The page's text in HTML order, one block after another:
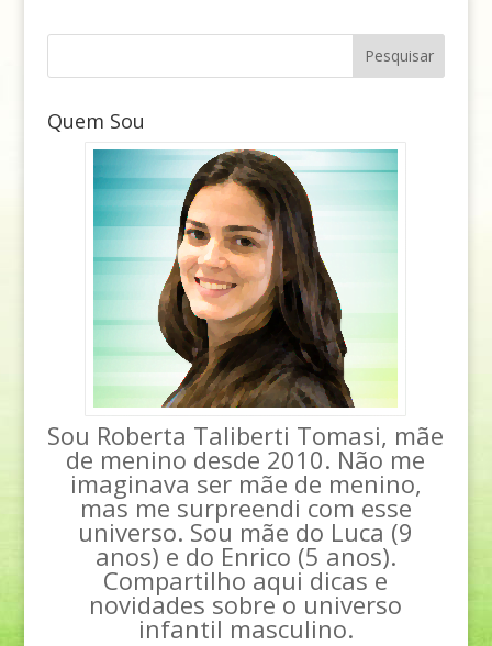
Quem Sou
Sou Roberta Taliberti Tomasi, mãe
de menino desde 2010. Não me
imaginava ser mãe de menino,
mas me surpreendi com esse
universo. Sou mãe do Luca (9
anos) e do Enrico (5 anos).
Compartilho aqui dicas e
novidades sobre o universo
infantil masculino.